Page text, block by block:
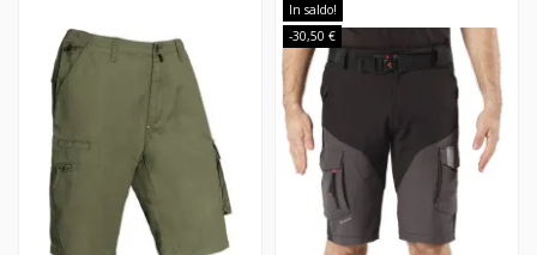
In saldo!
-30,50 €